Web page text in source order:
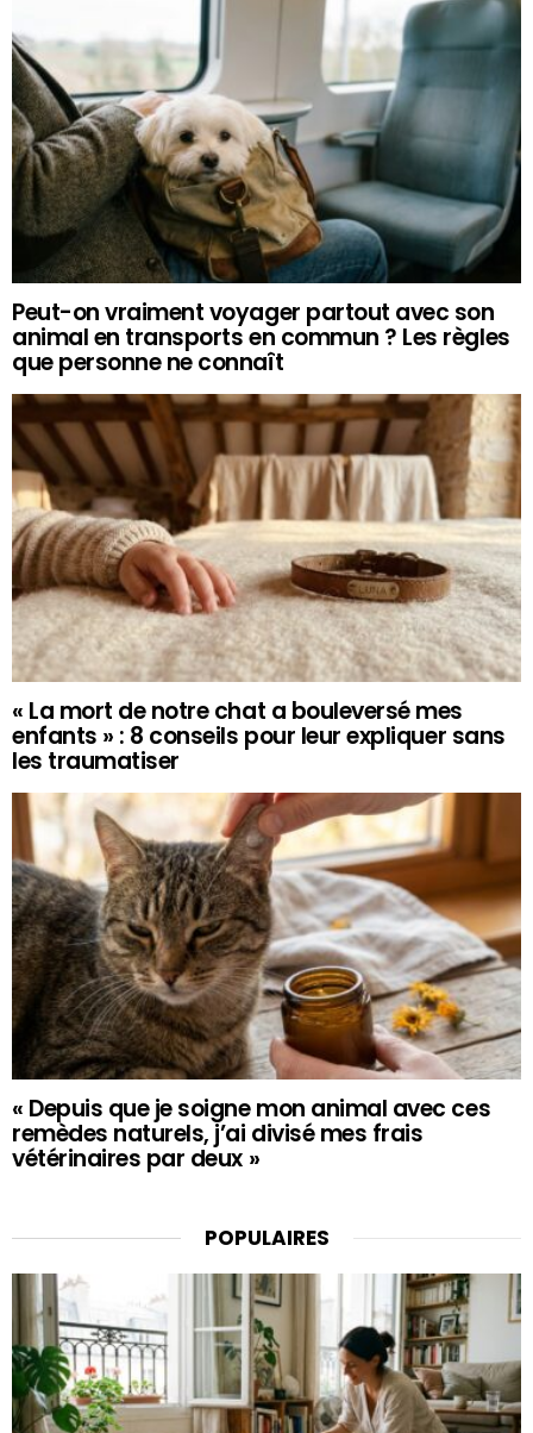
Peut-on vraiment voyager partout avec son
animal en transports en commun ? Les règles
que personne ne connaît
« La mort de notre chat a bouleversé mes
enfants » : 8 conseils pour leur expliquer sans
les traumatiser
« Depuis que je soigne mon animal avec ces
remèdes naturels, j’ai divisé mes frais
vétérinaires par deux »
POPULAIRES